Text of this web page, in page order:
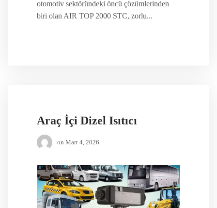
otomotiv sektöründeki öncü çözümlerinden
biri olan AIR TOP 2000 STC, zorlu...
Araç İçi Dizel Isıtıcı
on Mart 4, 2026